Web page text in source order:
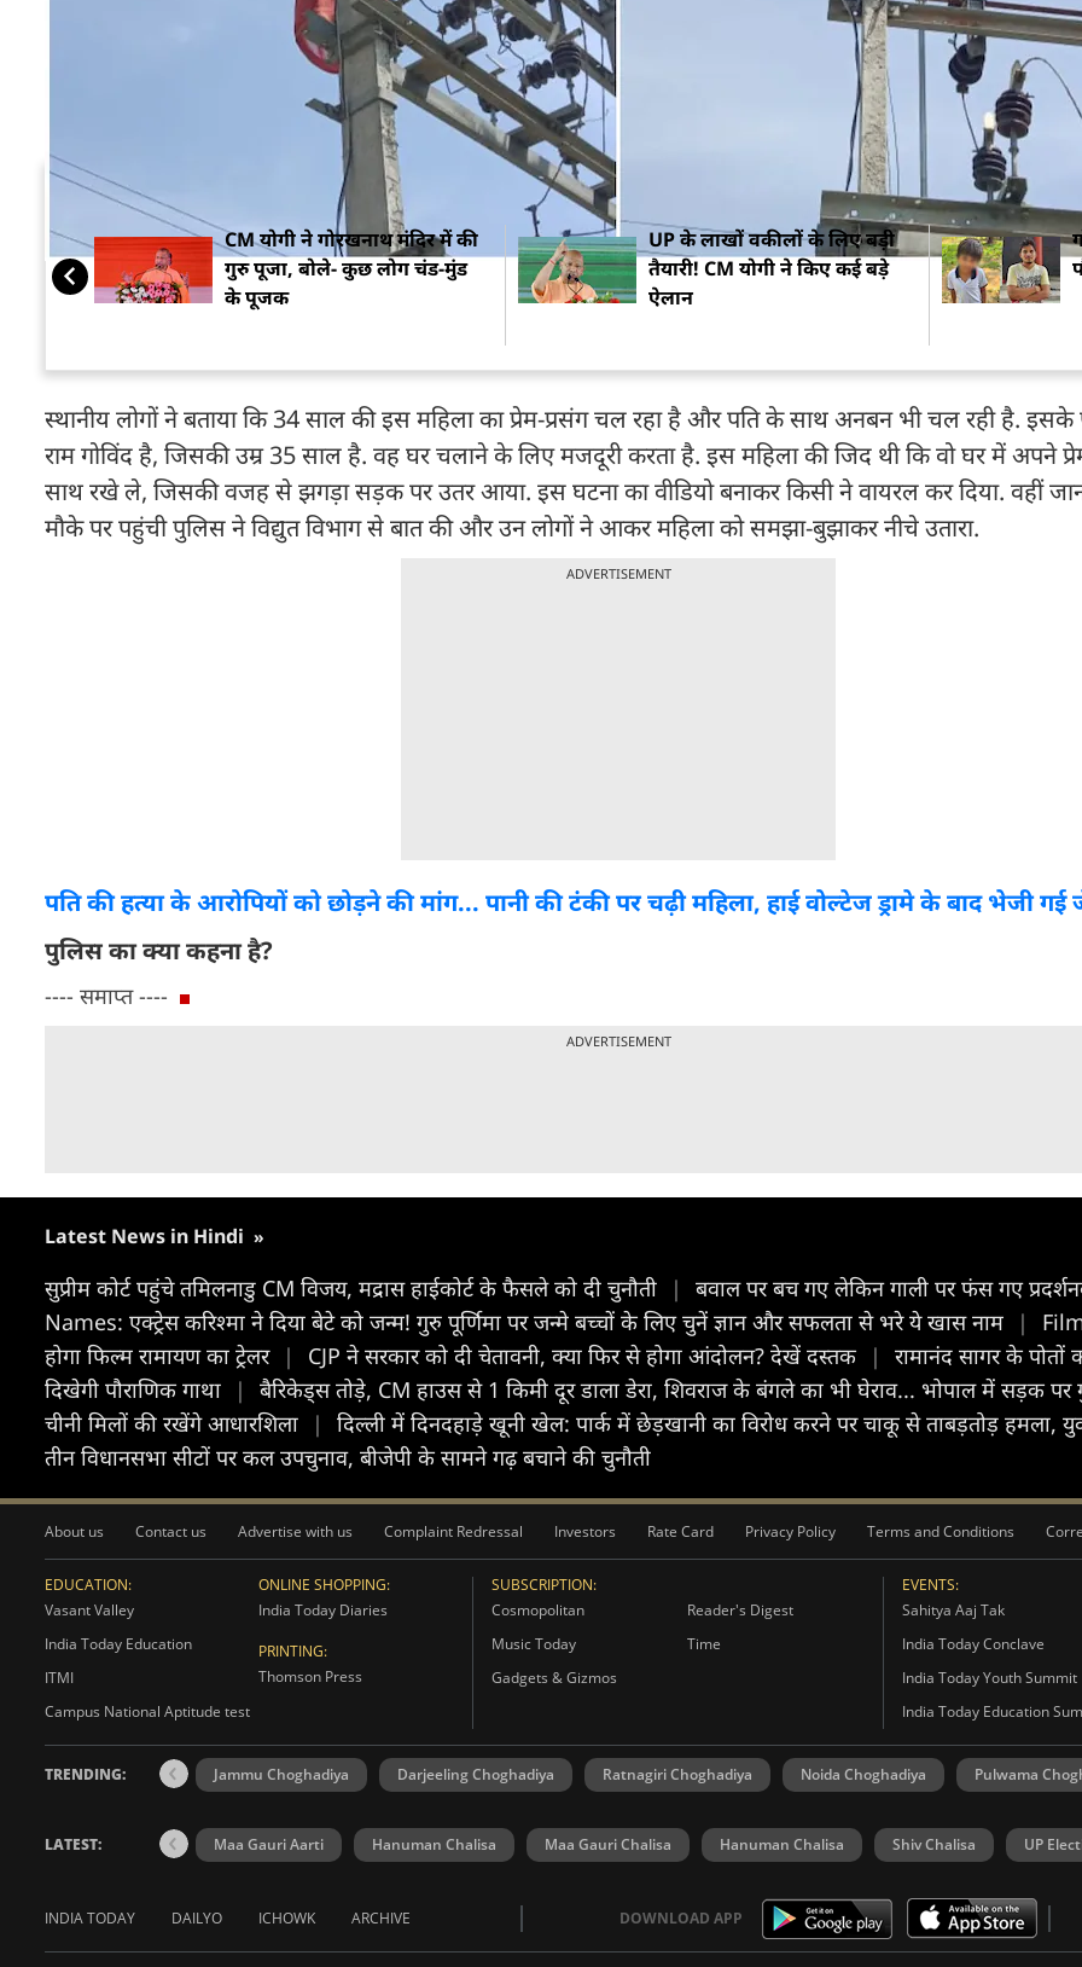
प्रेमी को घर में रखने की जिद कर रही थी महिला
सम्बंधित ख़बरें
CM योगी ने गोरखनाथ मंदिर में की
गुरु पूजा, बोले- कुछ लोग चंड-मुंड
के पूजक
UP के लाखों वकीलों के लिए बड़ी
तैयारी! CM योगी ने किए कई बड़े
ऐलान
स्थानीय लोगों ने बताया कि 34 साल की इस महिला का प्रेम-प्रसंग चल रहा है और पति के साथ अनबन भी चल रही है. इसके
राम गोविंद है, जिसकी उम्र 35 साल है. वह घर चलाने के लिए मजदूरी करता है. इस महिला की जिद थी कि वो घर में अपने
साथ रखे ले, जिसकी वजह से झगड़ा सड़क पर उतर आया. इस घटना का वीडियो बनाकर किसी ने वायरल कर दिया. वहीं
मौके पर पहुंची पुलिस ने विद्युत विभाग से बात की और उन लोगों ने आकर महिला को समझा-बुझाकर नीचे उतारा.
ADVERTISEMENT
पति की हत्या के आरोपियों को छोड़ने की मांग... पानी की टंकी पर चढ़ी महिला, हाई वोल्टेज ड्रामे के बाद भेजी
पुलिस का क्या कहना है?
---- समाप्त ----
ADVERTISEMENT
Latest News in Hindi »
सुप्रीम कोर्ट पहुंचे तमिलनाडु CM विजय, मद्रास हाईकोर्ट के फैसले को दी चुनौती | बवाल पर बच गए लेकिन गाली पर फंस गए
Names: एक्ट्रेस करिश्मा ने दिया बेटे को जन्म! गुरु पूर्णिमा पर जन्मे बच्चों के लिए चुनें ज्ञान और सफलता से भरे ये खास नाम
|
होगा फिल्म रामायण का ट्रेलर | CJP ने सरकार को दी चेतावनी, क्या फिर से होगा आंदोलन? देखें दस्तक |
रामानंद सागर के पोतों
दिखेगी पौराणिक गाथा
| बैरिकेड्स तोड़े, CM हाउस से 1 किमी दूर डाला डेरा, शिवराज के बंगले का भी घेराव... भोपाल में सड़क पर
चीनी मिलों की रखेंगे आधारशिला
| दिल्ली में दिनदहाड़े खूनी खेल: पार्क में छेड़खानी का विरोध करने पर चाकू से ताबड़तोड़ हमला,
तीन विधानसभा सीटों पर कल उपचुनाव, बीजेपी के सामने गढ़ बचाने की चुनौती
About us Contact us Advertise with us Complaint Redressal Investors Rate Card Privacy Policy Terms and Conditions
EDUCATION:
Vasant Valley
India Today Education
ITMI
Campus National Aptitude test
ONLINE SHOPPING:
India Today Diaries
PRINTING:
Thomson Press
SUBSCRIPTION:
Cosmopolitan
Reader's Digest
Music Today
Time
Gadgets & Gizmos
EVENTS:
Sahitya Aaj Tak
India Today Conclave
India Today Youth Summit
India Today Education
TRENDING: Jammu Choghadiya Darjeeling Choghadiya Ratnagiri Choghadiya Noida Choghadiya Pulwama
LATEST: Maa Gauri Aarti Hanuman Chalisa Maa Gauri Chalisa Hanuman Chalisa Shiv Chalisa UP
INDIA TODAY DAILYO ICHOWK ARCHIVE DOWNLOAD APP